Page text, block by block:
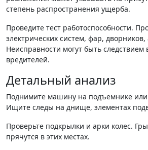
степень распространения ущерба.
Проведите тест работоспособности.
электрических систем, фар,
Неисправности могут быть следствием
вредителей.
Детальный анализ
Поднимите машину на подъемнике
Ищите следы на днище, элементах
Проверьте подкрылки и арки колес.
прячутся в этих местах.